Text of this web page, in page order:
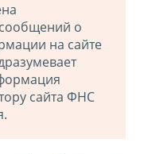
о
на сайте
сайта ФНС